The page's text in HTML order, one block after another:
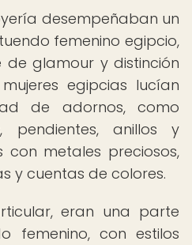
desempeñaban un
femenino egipcio,
glamour y distinción
egipcias lucían
de adornos, como
pendientes, anillos y
metales preciosos,
y cuentas de colores.
eran una parte
femenino, con estilos